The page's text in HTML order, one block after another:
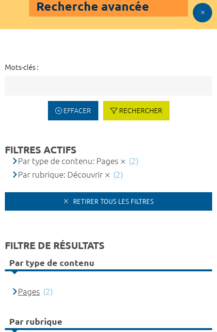
Recherche avancée
Mots-clés :
EFFACER RECHERCHER
FILTRES ACTIFS
Par type de contenu: Pages
(2)
Par rubrique: Découvrir
(2)
RETIRER TOUS LES FILTRES
FILTRE DE RÉSULTATS
Par type de contenu
Pages (2)
Par rubrique